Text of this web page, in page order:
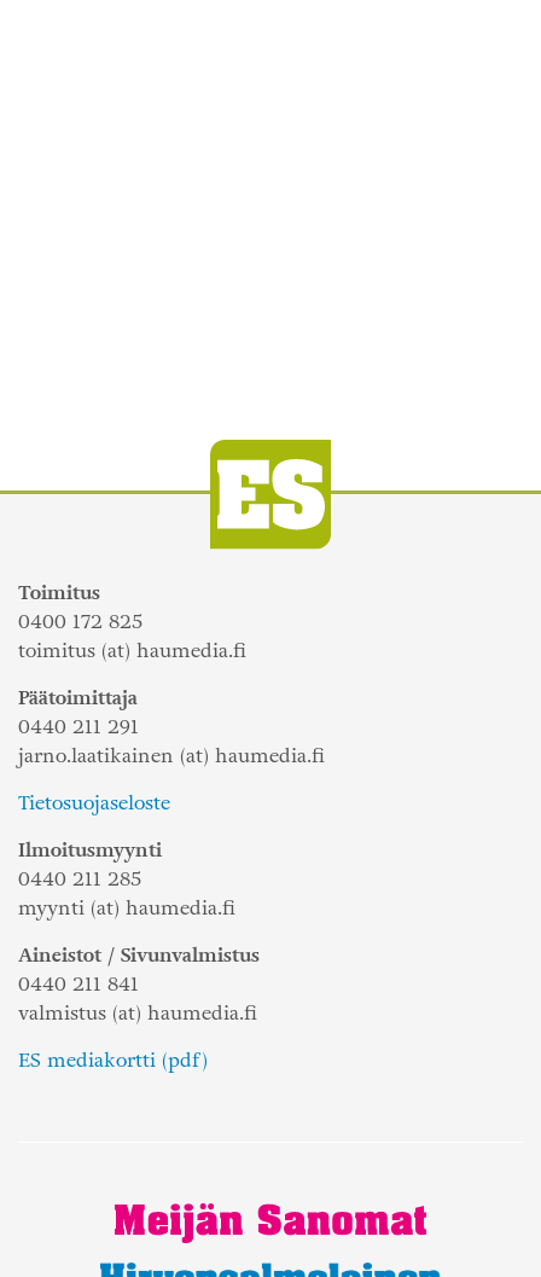
Toimitus
0400 172 825
toimitus (at) haumedia.fi
Päätoimittaja
0440 211 291
jarno.laatikainen (at) haumedia.fi
Tietosuojaseloste
Ilmoitusmyynti
0440 211 285
myynti (at) haumedia.fi
Aineistot / Sivunvalmistus
0440 211 841
valmistus (at) haumedia.fi
ES mediakortti (pdf)